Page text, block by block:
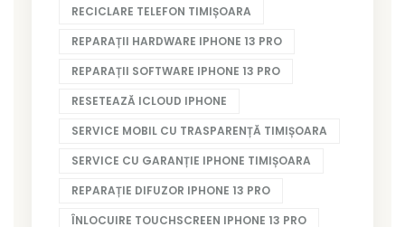
RECICLARE TELEFON TIMIȘOARA
REPARAȚII HARDWARE IPHONE 13 PRO
REPARAȚII SOFTWARE IPHONE 13 PRO
RESETEAZĂ ICLOUD IPHONE
SERVICE MOBIL CU TRASPARENȚĂ TIMIȘOARA
SERVICE CU GARANȚIE IPHONE TIMIȘOARA
REPARAȚIE DIFUZOR IPHONE 13 PRO
ÎNLOCUIRE TOUCHSCREEN IPHONE 13 PRO